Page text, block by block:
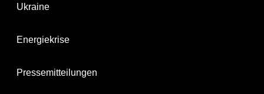
Ukraine
Energiekrise
Pressemitteilungen